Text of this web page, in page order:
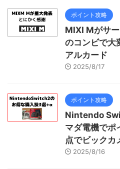
ポイント攻略
MIXI Mがサ
のコンビで大
アルカード
2025/8/17
ポイント攻略
Nintendo
マダ電機でポ
点でビックカ
2025/8/16